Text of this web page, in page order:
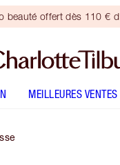
beauté offert dès 110 €
MEILLEURES VENTES